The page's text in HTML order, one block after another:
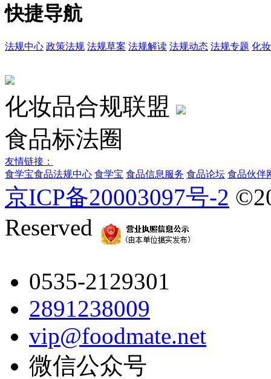
快捷导航
法规中心 政策法规 法规草案 法规解读 法规动态 法规专题 化
化妆品合规联盟
食品标法圈
友情链接：
食学宝食品法规中心 食学宝 食品信息服务 食品论坛 食品伙伴
京ICP备20003097号-2
Reserved
0535-2129301
2891238009
vip@foodmate.net
微信公众号